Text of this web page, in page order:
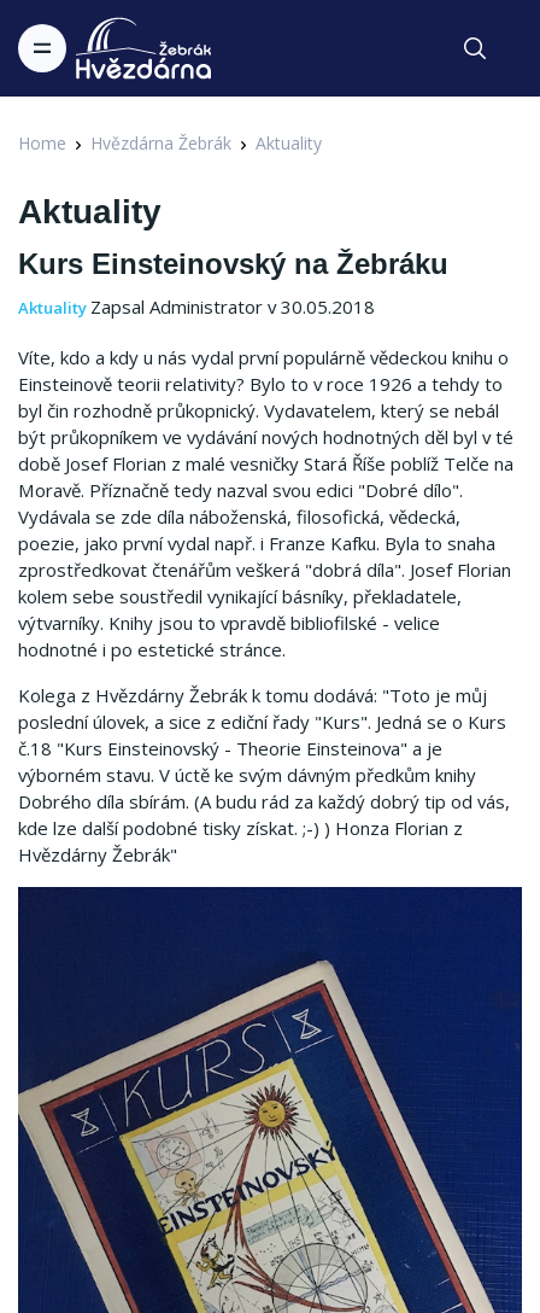
Home Hvězdárna Žebrák Aktuality
Aktuality
Kurs Einsteinovský na Žebráku
Aktuality Zapsal Administrator v 30.05.2018
Víte, kdo a kdy u nás vydal první populárně vědeckou knihu o
Einsteinově teorii relativity? Bylo to v roce 1926 a tehdy to
byl čin rozhodně průkopnický. Vydavatelem, který se nebál
být průkopníkem ve vydávání nových hodnotných děl byl v té
době Josef Florian z malé vesničky Stará Říše poblíž Telče na
Moravě. Příznačně tedy nazval svou edici "Dobré dílo".
Vydávala se zde díla náboženská, filosofická, vědecká,
poezie, jako první vydal např. i Franze Kafku. Byla to snaha
zprostředkovat čtenářům veškerá "dobrá díla". Josef Florian
kolem sebe soustředil vynikající básníky, překladatele,
výtvarníky. Knihy jsou to vpravdě bibliofilské - velice
hodnotné i po estetické stránce.
Kolega z Hvězdárny Žebrák k tomu dodává: "Toto je můj
poslední úlovek, a sice z ediční řady "Kurs". Jedná se o Kurs
č.18 "Kurs Einsteinovský - Theorie Einsteinova" a je
výborném stavu. V úctě ke svým dávným předkům knihy
Dobrého díla sbírám. (A budu rád za každý dobrý tip od vás,
kde lze další podobné tisky získat. ;-) ) Honza Florian z
Hvězdárny Žebrák"